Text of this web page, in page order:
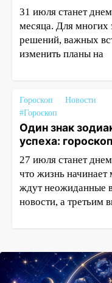
31 июля станет
месяца. Для многих
решений, важных
изменить планы на
Гороскоп
Новости
#Гороскоп
Один знак
успеха:
27 июля станет
что жизнь
ждут неожиданные
новости, а третьим